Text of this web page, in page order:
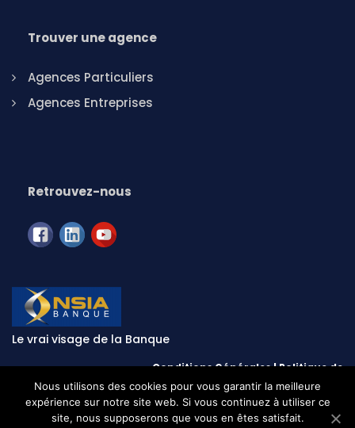
Trouver une agence
Agences Particuliers
Agences Entreprises
Retrouvez-nous
Le vrai visage de la Banque
Conditions Générales|Politique de
confidentialité |Mentions légales| © NSIA Banque CI - 2020
Nous utilisons des cookies pour vous garantir la meilleure
expérience sur notre site web. Si vous continuez à utiliser ce
site, nous supposerons que vous en êtes satisfait.